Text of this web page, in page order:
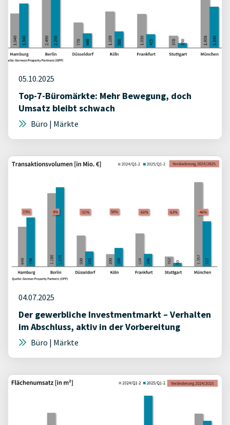
05.10.2025
Top-7-Büromärkte: Mehr Bewegung, doch
Umsatz bleibt schwach
Büro | Märkte
04.07.2025
Der gewerbliche Investmentmarkt – Verhalten
im Abschluss, aktiv in der Vorbereitung
Büro | Märkte